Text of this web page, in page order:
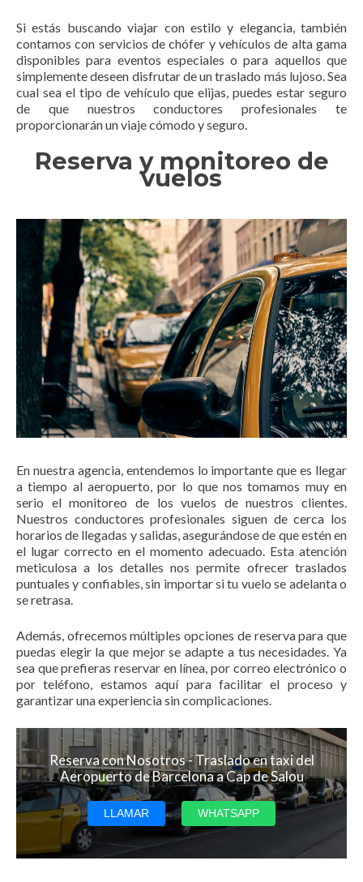
Si estás buscando viajar con estilo y elegancia, también
contamos con servicios de chófer y vehículos de alta gama
disponibles para eventos especiales o para aquellos que
simplemente deseen disfrutar de un traslado más lujoso. Sea
cual sea el tipo de vehículo que elijas, puedes estar seguro
de que nuestros conductores profesionales te
proporcionarán un viaje cómodo y seguro.
Reserva y monitoreo de
vuelos
En nuestra agencia, entendemos lo importante que es llegar
a tiempo al aeropuerto, por lo que nos tomamos muy en
serio el monitoreo de los vuelos de nuestros clientes.
Nuestros conductores profesionales siguen de cerca los
horarios de llegadas y salidas, asegurándose de que estén en
el lugar correcto en el momento adecuado. Esta atención
meticulosa a los detalles nos permite ofrecer traslados
puntuales y confiables, sin importar si tu vuelo se adelanta o
se retrasa.
Además, ofrecemos múltiples opciones de reserva para que
puedas elegir la que mejor se adapte a tus necesidades. Ya
sea que prefieras reservar en línea, por correo electrónico o
por teléfono, estamos aquí para facilitar el proceso y
garantizar una experiencia sin complicaciones.
Reserva con Nosotros - Traslado en taxi del
Aeropuerto de Barcelona a Cap de Salou
LLAMAR WHATSAPP